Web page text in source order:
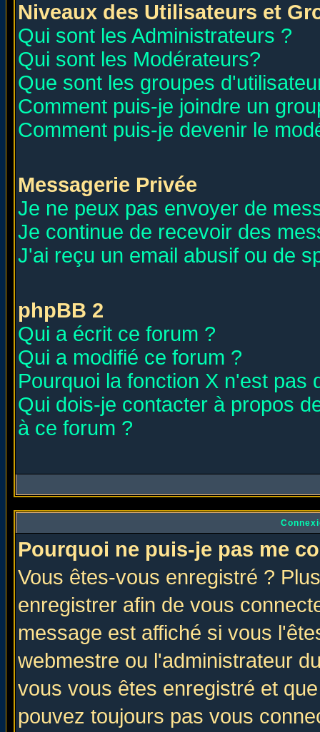
Niveaux des Utilisateurs et
Qui sont les Administrateurs ?
Qui sont les Modérateurs?
Que sont les groupes
Comment puis-je joindre un
Comment puis-je devenir le
Messagerie Privée
Je ne peux pas envoyer de
Je continue de recevoir des
J'ai reçu un email abusif ou de
phpBB 2
Qui a écrit ce forum ?
Qui a modifié ce forum ?
Pourquoi la fonction X n'est pas
Qui dois-je contacter à propos
à ce forum ?
Pourquoi ne puis-je pas me
Vous êtes-vous enregistré ?
enregistrer afin de vous
message est affiché si vous
webmestre ou l'administrateur
vous vous êtes enregistré et
pouvez toujours pas vous